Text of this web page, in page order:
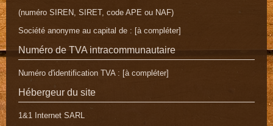
(numéro SIREN, SIRET, code APE ou NAF)
Société anonyme au capital de : [à compléter]
Numéro de TVA intracommunautaire
Numéro d'identification TVA : [à compléter]
Hébergeur du site
1&1 Internet SARL